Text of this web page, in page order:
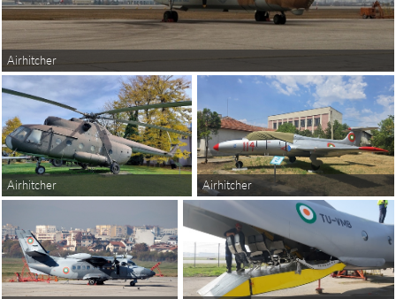
Airhitcher
Airhitcher Airhitcher